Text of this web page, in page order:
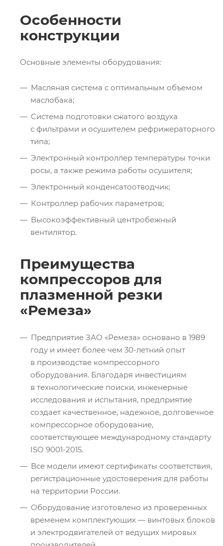
Особенности
конструкции
Основные элементы оборудования:
Масляная система с оптимальным объемом
маслобака;
Система подготовки сжатого воздуха
с фильтрами и осушителем рефрижераторного
типа;
Электронный контроллер температуры точки
росы, а также режима работы осушителя;
Электронный конденсатоотводчик;
Контроллер рабочих параметров;
Высокоэффективный центробежный
вентилятор.
Преимущества
компрессоров для
плазменной резки
«Ремеза»
Предприятие ЗАО «Ремеза» основано в 1989
году и имеет более чем 30-летний опыт
в производстве компрессорного
оборудования. Благодаря инвестициям
в технологические поиски, инженерные
исследования и испытания, предприятие
создает качественное, надежное, долговечное
компрессорное оборудование,
соответствующее международному стандарту
ISO 9001-2015.
Все модели имеют сертификаты соответствия,
регистрационные удостоверения для работы
на территории России.
Оборудование изготовлено из проверенных
временем комплектующих — винтовых блоков
и электродвигателей от ведущих мировых